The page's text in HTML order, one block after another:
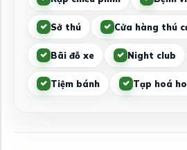
Sở thú Cửa hàng thú
Bãi đỗ xe Night club
Tiệm bánh Tạp hoá